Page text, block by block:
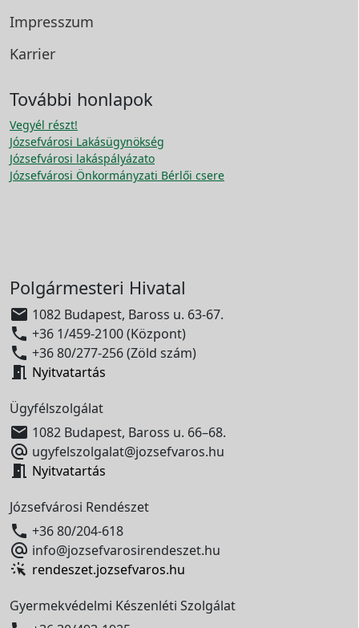
Impresszum
Karrier
További honlapok
Vegyél részt!
Józsefvárosi Lakásügynökség
Józsefvárosi lakáspályázato
Józsefvárosi Önkormányzati Bérlői csere
Polgármesteri Hivatal
 1082 Budapest, Baross u. 63-67.
 +36 1/459-2100 (Központ)
 +36 80/277-256 (Zöld szám)
 Nyitvatartás
Ügyfélszolgálat
 1082 Budapest, Baross u. 66–68.
 ugyfelszolgalat@jozsefvaros.hu
 Nyitvatartás
Józsefvárosi Rendészet
 +36 80/204-618
 info@jozsefvarosirendeszet.hu
rendeszet.jozsefvaros.hu
Gyermekvédelmi Készenléti Szolgálat